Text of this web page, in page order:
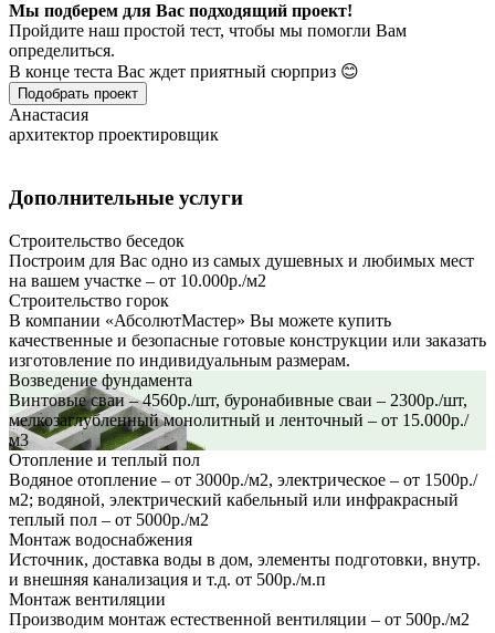
Мы подберем для Вас подходящий проект!
Пройдите наш простой тест, чтобы мы помогли Вам
определиться.
В конце теста Вас ждет приятный сюрприз 😊
Подобрать проект
Анастасия
архитектор проектировщик
Дополнительные услуги
Строительство беседок
Построим для Вас одно из самых душевных и любимых мест
на вашем участке – от 10.000р./м2
Строительство горок
В компании «АбсолютМастер» Вы можете купить
качественные и безопасные готовые конструкции или заказать
изготовление по индивидуальным размерам.
Возведение фундамента
Винтовые сваи – 4560р./шт, буронабивные сваи – 2300р./шт,
мелкозаглубленный монолитный и ленточный – от 15.000р./
м3
Отопление и теплый пол
Водяное отопление – от 3000р./м2, электрическое – от 1500р./
м2; водяной, электрический кабельный или инфракрасный
теплый пол – от 5000р./м2
Монтаж водоснабжения
Источник, доставка воды в дом, элементы подготовки, внутр.
и внешняя канализация и т.д. от 500р./м.п
Монтаж вентиляции
Производим монтаж естественной вентиляции – от 500р./м2